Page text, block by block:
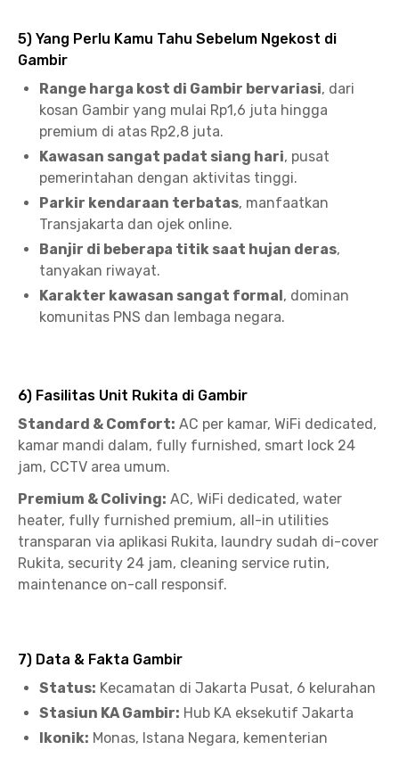
5) Yang Perlu Kamu Tahu Sebelum Ngekost di
Gambir
Range harga kost di Gambir bervariasi, dari
kosan Gambir yang mulai Rp1,6 juta hingga
premium di atas Rp2,8 juta.
Kawasan sangat padat siang hari, pusat
pemerintahan dengan aktivitas tinggi.
Parkir kendaraan terbatas, manfaatkan
Transjakarta dan ojek online.
Banjir di beberapa titik saat hujan deras,
tanyakan riwayat.
Karakter kawasan sangat formal, dominan
komunitas PNS dan lembaga negara.
6) Fasilitas Unit Rukita di Gambir
Standard & Comfort: AC per kamar, WiFi dedicated,
kamar mandi dalam, fully furnished, smart lock 24
jam, CCTV area umum.
Premium & Coliving: AC, WiFi dedicated, water
heater, fully furnished premium, all-in utilities
transparan via aplikasi Rukita, laundry sudah di-cover
Rukita, security 24 jam, cleaning service rutin,
maintenance on-call responsif.
7) Data & Fakta Gambir
Status: Kecamatan di Jakarta Pusat, 6 kelurahan
Stasiun KA Gambir: Hub KA eksekutif Jakarta
Ikonik: Monas, Istana Negara, kementerian